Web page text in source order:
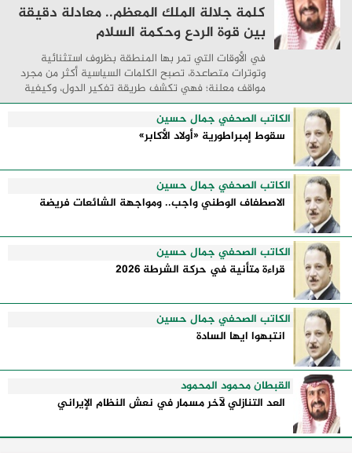
كلمة جلالة الملك المعظم.. معادلة دقيقة
بين قوة الردع وحكمة السلام
في الأوقات التي تمر بها المنطقة بظروف استثنائية
وتوترات متصاعدة، تصبح الكلمات السياسية أكثر من مجرد
مواقف معلنة؛ فهي تكشف طريقة تفكير الدول، وكيفية
إدارتها للأزمات، والحدود التي تفصل بين القوة ...
الكاتب الصحفي جمال حسين
سقوط إمبراطورية «أولاد الأكابر»
الكاتب الصحفي جمال حسين
الاصطفاف الوطني واجب.. ومواجهة الشائعات فريضة
الكاتب الصحفي جمال حسين
قراءة متأنية في حركة الشرطة 2026
الكاتب الصحفي جمال حسين
انتبهوا ايها السادة
القبطان محمود المحمود
العد التنازلي لآخر مسمار في نعش النظام الإيراني